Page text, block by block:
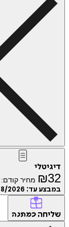
דיגיטלי
₪32 מחיר קודם:
במבצע עד: 2026
שליחה כמתנה